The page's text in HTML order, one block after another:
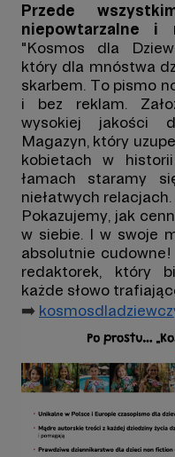
Przede
niepowtarzalne i
"Kosmos dla
który dla mnóstwa
skarbem. To pismo n
i bez reklam.
wysokiej jakości
Magazyn, który
kobietach w
łamach staramy
niełatwych
Pokazujemy, jak
w siebie. I w swoje
absolutnie cudowne!
redaktorek, który
każde słowo
➡️